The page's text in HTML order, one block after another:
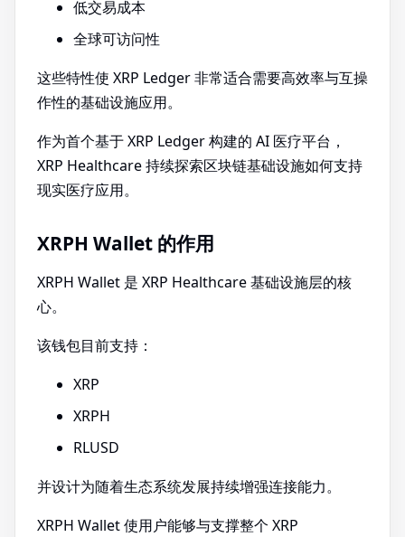
低交易成本
全球可访问性
这些特性使 XRP Ledger 非常适合需要高效率与互操
作性的基础设施应用。
作为首个基于 XRP Ledger 构建的 AI 医疗平台，
XRP Healthcare 持续探索区块链基础设施如何支持
现实医疗应用。
XRPH Wallet 的作用
XRPH Wallet 是 XRP Healthcare 基础设施层的核
心。
该钱包目前支持：
XRP
XRPH
RLUSD
并设计为随着生态系统发展持续增强连接能力。
XRPH Wallet 使用户能够与支撑整个 XRP